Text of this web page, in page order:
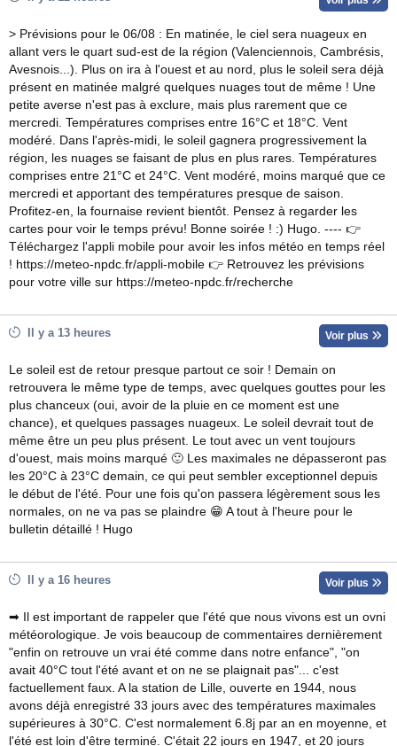
> Prévisions pour le 06/08 : En matinée, le ciel sera nuageux en
allant vers le quart sud-est de la région (Valenciennois, Cambrésis,
Avesnois...). Plus on ira à l'ouest et au nord, plus le soleil sera déjà
présent en matinée malgré quelques nuages tout de même ! Une
petite averse n'est pas à exclure, mais plus rarement que ce
mercredi. Températures comprises entre 16°C et 18°C. Vent
modéré. Dans l'après-midi, le soleil gagnera progressivement la
région, les nuages se faisant de plus en plus rares. Températures
comprises entre 21°C et 24°C. Vent modéré, moins marqué que ce
mercredi et apportant des températures presque de saison.
Profitez-en, la fournaise revient bientôt. Pensez à regarder les
cartes pour voir le temps prévu! Bonne soirée ! :) Hugo. ---- 👉
Téléchargez l'appli mobile pour avoir les infos météo en temps réel
! https://meteo-npdc.fr/appli-mobile 👉 Retrouvez les prévisions
pour votre ville sur https://meteo-npdc.fr/recherche
Il y a 13 heures Voir plus
Le soleil est de retour presque partout ce soir ! Demain on
retrouvera le même type de temps, avec quelques gouttes pour les
plus chanceux (oui, avoir de la pluie en ce moment est une
chance), et quelques passages nuageux. Le soleil devrait tout de
même être un peu plus présent. Le tout avec un vent toujours
d'ouest, mais moins marqué 🙂 Les maximales ne dépasseront pas
les 20°C à 23°C demain, ce qui peut sembler exceptionnel depuis
le début de l'été. Pour une fois qu'on passera légèrement sous les
normales, on ne va pas se plaindre 😁 A tout à l'heure pour le
bulletin détaillé ! Hugo
Il y a 16 heures Voir plus
➡ Il est important de rappeler que l'été que nous vivons est un ovni
météorologique. Je vois beaucoup de commentaires dernièrement
"enfin on retrouve un vrai été comme dans notre enfance", "on
avait 40°C tout l'été avant et on ne se plaignait pas"... c'est
factuellement faux. A la station de Lille, ouverte en 1944, nous
avons déjà enregistré 33 jours avec des températures maximales
supérieures à 30°C. C'est normalement 6.8j par an en moyenne, et
l'été est loin d'être terminé. C'était 22 jours en 1947, et 20 jours